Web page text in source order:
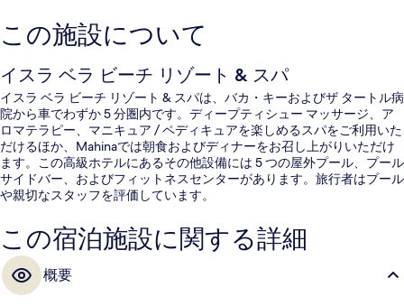
この施設について
イスラ ベラ ビーチ リゾート & スパ
イスラ ベラ ビーチ リゾート & スパは、バカ・キーおよびザ タートル病
院から車でわずか 5 分圏内です。ディープティシュー マッサージ、ア
ロマテラピー、マニキュア / ペディキュアを楽しめるスパをご利用いた
だけるほか、Mahinaでは朝食およびディナーをお召し上がりいただけ
ます。この高級ホテルにあるその他設備には 5 つの屋外プール、プール
サイドバー、およびフィットネスセンターがあります。旅行者はプール
や親切なスタッフを評価しています。
この宿泊施設に関する詳細
概要